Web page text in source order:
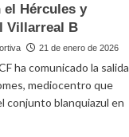
el Hércules y
Villarreal B
21 de enero de 2026
ha comunicado la salida
mediocentro que
conjunto blanquiazul en